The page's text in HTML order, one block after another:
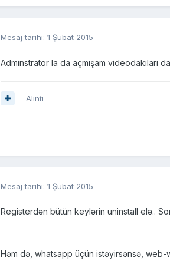
Mesaj tarihi: 1 Şubat 2015
Adminstrator la da açmışam videodakıları
Alıntı
Mesaj tarihi: 1 Şubat 2015
Registerdən bütün keylərin uninstall elə..
Həm də, whatsapp üçün istəyirsənsə,